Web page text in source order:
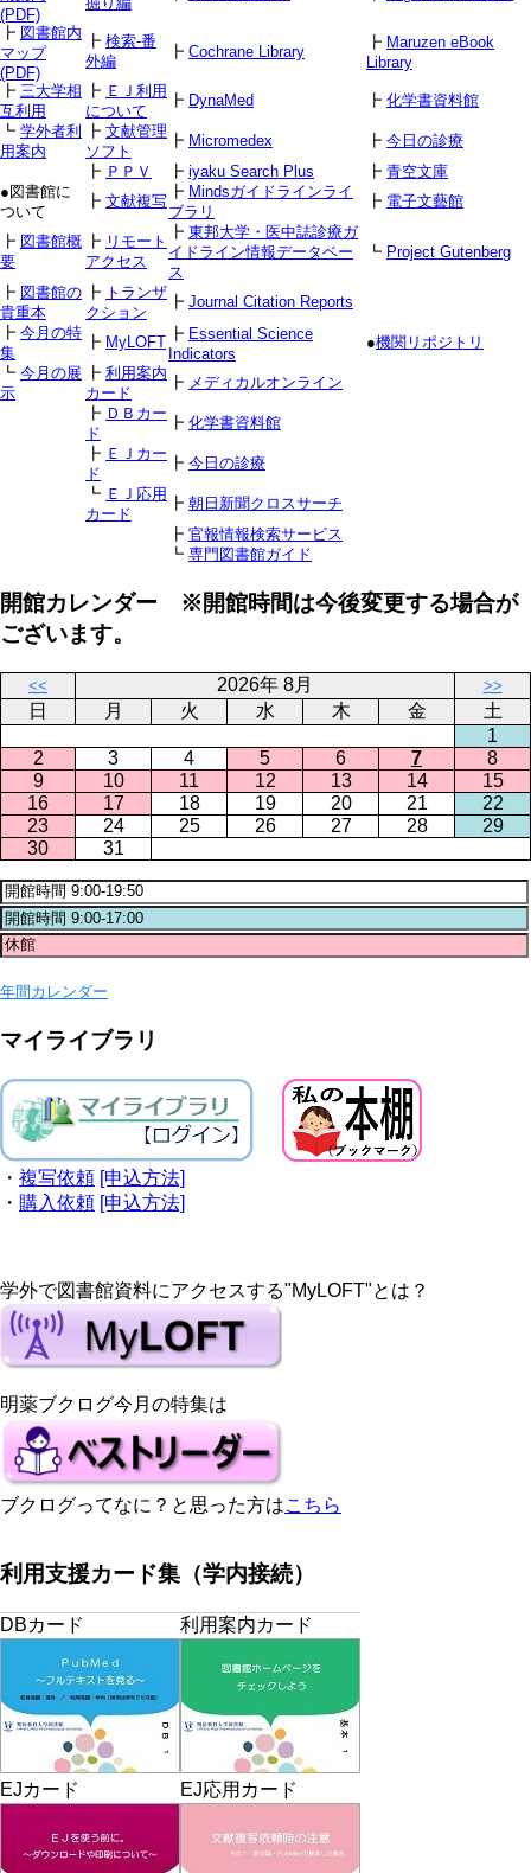
(PDF)
┣ 図書館内
マップ
(PDF)
┣ 検索-番
外編
┣ Cochrane Library
┣ Maruzen eBook
Library
┣ 三大学相
互利用
┣ ＥＪ利用
について
┣ DynaMed ┣ 化学書資料館
┗ 学外者利
用案内
┣ 文献管理
ソフト
┣ Micromedex ┣ 今日の診療
┣ ＰＰＶ ┣ iyaku Search Plus ┣ 青空文庫
●図書館に
ついて
┣ 文献複写
┣ Mindsガイドラインライ
ブラリ
┣ 電子文藝館
┣ 図書館概
要
┣ リモート
アクセス
┣ 東邦大学・医中誌診療ガ
イドライン情報データベー
ス
┗ Project Gutenberg
┣ 図書館の
貴重本
┣ トランザ
クション
┣ Journal Citation Reports
┣ 今月の特
集
┣ MyLOFT ┣ Essential Science
Indicators
●機関リポジトリ
┗ 今月の展
示
┣ 利用案内
カード
┣ メディカルオンライン
┣ ＤＢカー
ド
┣ 化学書資料館
┣ ＥＪカー
ド
┣ 今日の診療
┗ ＥＪ応用
カード
┣ 朝日新聞クロスサーチ
┣ 官報情報検索サービス
┗ 専門図書館ガイド
開館カレンダー ※開館時間は今後変更する場合が
ございます。
<< 2026年 8月 >>
日 月 火 水 木 金
土
1
2
3 4 5 6 7
8
9
10 11 12 13 14
15
16
17 18 19 20 21
22
23
24 25 26 27 28
29
30
31
年間カレンダー
マイライブラリ
・ 複写依頼 [申込方法]
・ 購入依頼 [申込方法]
学外で図書館資料にアクセスする"MyLOFT"とは？
明薬ブクログ今月の特集は
ブクログってなに？と思った方はこちら
利用支援カード集（学内接続）
DBカード 利用案内カード
EJカード EJ応用カード